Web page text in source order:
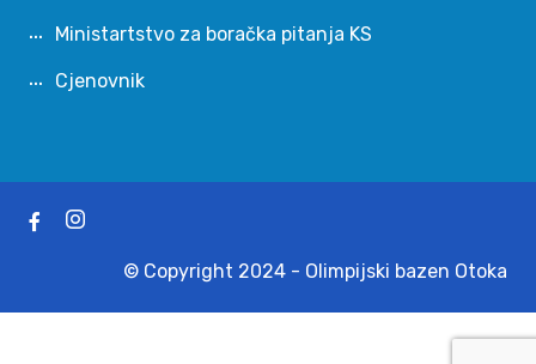
Ministartstvo za boračka pitanja KS
Cjenovnik
© Copyright 2024 - Olimpijski bazen Otoka